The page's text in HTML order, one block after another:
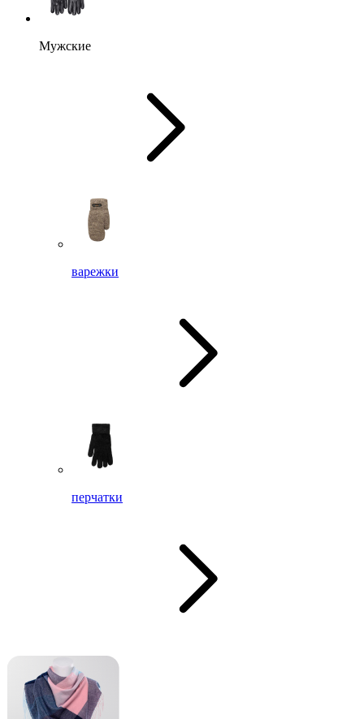
Мужские
варежки
перчатки